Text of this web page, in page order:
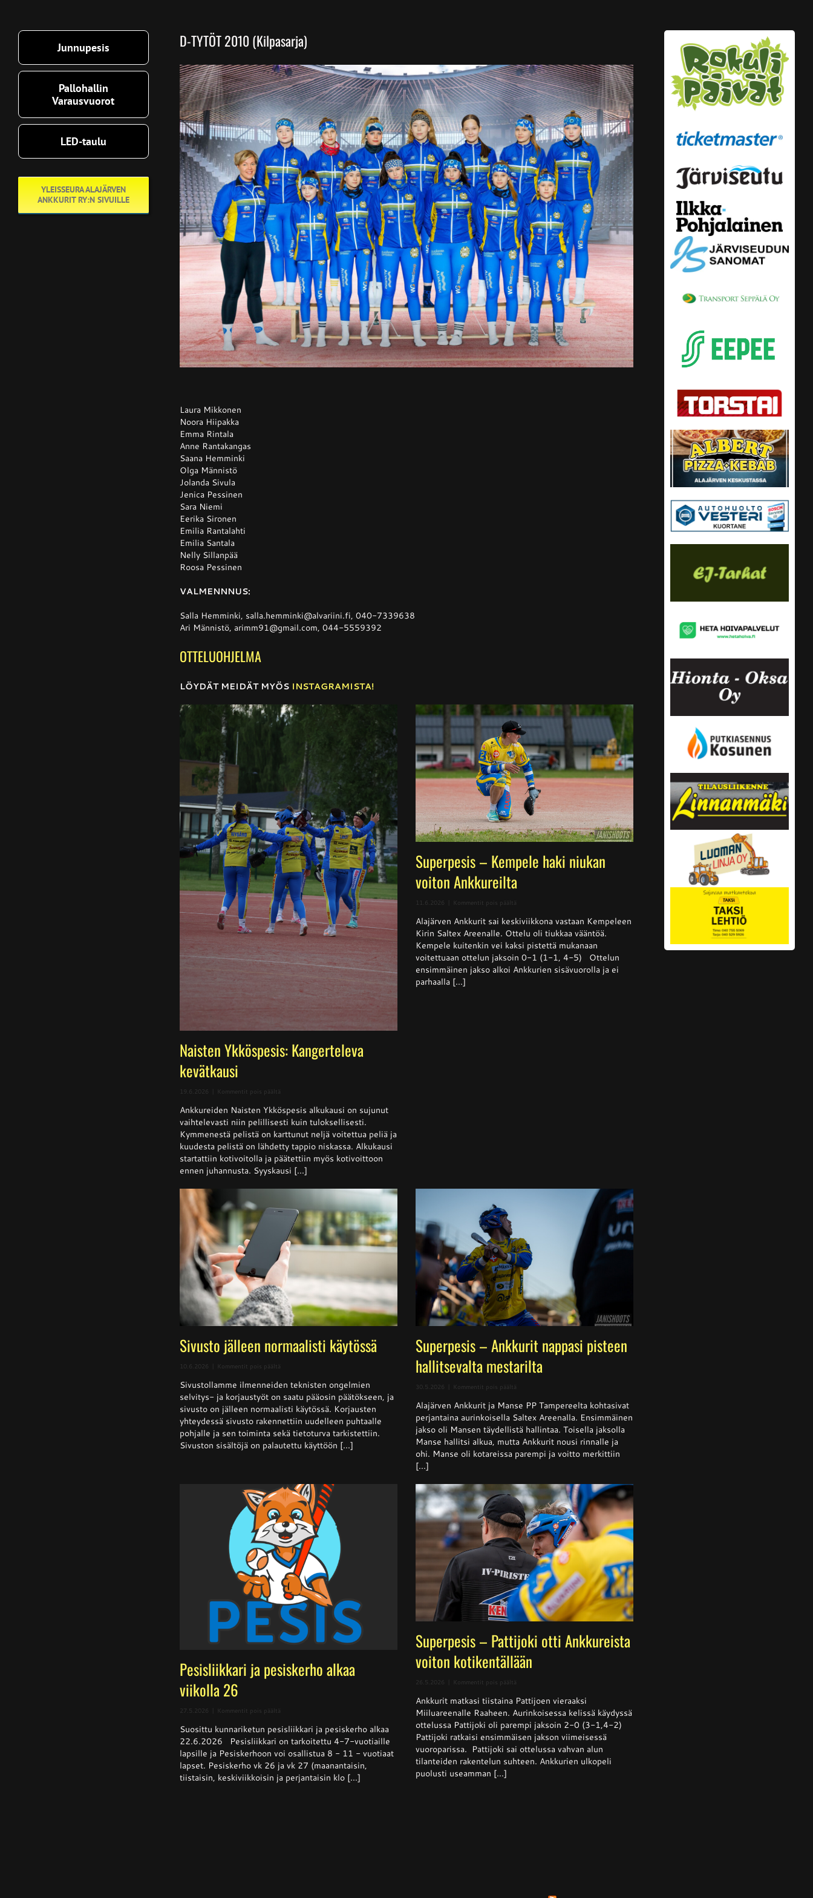
Junnupesis
Pallohallin
Varausvuorot
LED-taulu
YLEISSEURA ALAJÄRVEN
ANKKURIT RY:N SIVUILLE
D-TYTÖT 2010 (Kilpasarja)
Laura Mikkonen
Noora Hiipakka
Emma Rintala
Anne Rantakangas
Saana Hemminki
Olga Männistö
Jolanda Sivula
Jenica Pessinen
Sara Niemi
Eerika Sironen
Emilia Rantalahti
Emilia Santala
Nelly Sillanpää
Roosa Pessinen
VALMENNNUS:
Salla Hemminki, salla.hemminki@alvariini.fi, 040-7339638
Ari Männistö, arimm91@gmail.com, 044-5559392
OTTELUOHJELMA
LÖYDÄT MEIDÄT MYÖS INSTAGRAMISTA!
Naisten Ykköspesis: Kangerteleva
kevätkausi
19.6.2026 Kommentit pois päältä
Ykköspesis:
Kangerteleva
kevätkausi
Ankkureiden Naisten Ykköspesis alkukausi on sujunut
vaihtelevasti niin pelillisesti kuin tuloksellisesti.
Kymmenestä pelistä on karttunut neljä voitettua peliä ja
kuudesta pelistä on lähdetty tappio niskassa. Alkukausi
startattiin kotivoitolla ja päätettiin myös kotivoittoon
ennen juhannusta. Syyskausi [...]
Superpesis – Kempele haki niukan
voiton Ankkureilta
11.6.2026 Kommentit pois päältä
–
Kempele
haki
niukan
voiton
Ankkureilta
Alajärven Ankkurit sai keskiviikkona vastaan Kempeleen
Kirin Saltex Areenalle. Ottelu oli tiukkaa vääntöä.
Kempele kuitenkin vei kaksi pistettä mukanaan
voitettuaan ottelun jaksoin 0-1 (1-1, 4-5) Ottelun
ensimmäinen jakso alkoi Ankkurien sisävuorolla ja ei
parhaalla [...]
Sivusto jälleen normaalisti käytössä
10.6.2026 Kommentit pois päältä
jälleen
normaalisti
käytössä
Sivustollamme ilmenneiden teknisten ongelmien
selvitys- ja korjaustyöt on saatu pääosin päätökseen, ja
sivusto on jälleen normaalisti käytössä. Korjausten
yhteydessä sivusto rakennettiin uudelleen puhtaalle
pohjalle ja sen toiminta sekä tietoturva tarkistettiin.
Sivuston sisältöjä on palautettu käyttöön [...]
Superpesis – Ankkurit nappasi pisteen
hallitsevalta mestarilta
30.5.2026 Kommentit pois päältä
–
Ankkurit
nappasi
pisteen
hallitsevalta
Alajärven Ankkurit ja Manse PP Tampereelta kohtasivat
perjantaina aurinkoisella Saltex Areenalla. Ensimmäinen
jakso oli Mansen täydellistä hallintaa. Toisella jaksolla
Manse hallitsi alkua, mutta Ankkurit nousi rinnalle ja
ohi. Manse oli kotareissa parempi ja voitto merkittiin
[...]
Pesisliikkari ja pesiskerho alkaa
viikolla 26
27.5.2026 Kommentit pois päältä
ja
pesiskerho
alkaa
viikolla
26
Suosittu kunnariketun pesisliikkari ja pesiskerho alkaa
22.6.2026 Pesisliikkari on tarkoitettu 4-7-vuotiaille
lapsille ja Pesiskerhoon voi osallistua 8 - 11 - vuotiaat
lapset. Pesiskerho vk 26 ja vk 27 (maanantaisin,
tiistaisin, keskiviikkoisin ja perjantaisin klo [...]
Superpesis – Pattijoki otti Ankkureista
voiton kotikentällään
26.5.2026 Kommentit pois päältä
–
Pattijoki
otti
Ankkureista
voiton
kotikentällään
Ankkurit matkasi tiistaina Pattijoen vieraaksi
Miiluareenalle Raaheen. Aurinkoisessa kelissä käydyssä
ottelussa Pattijoki oli parempi jaksoin 2-0 (3-1,4-2)
Pattijoki ratkaisi ensimmäisen jakson viimeisessä
vuoroparissa. Pattijoki sai ottelussa vahvan alun
tilanteiden rakentelun suhteen. Ankkurien ulkopeli
puolusti useamman [...]